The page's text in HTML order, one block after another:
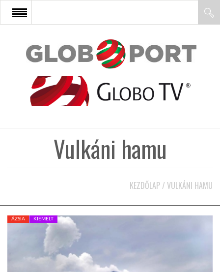
FŐOLDAL
AFRIKA
KÖZEL-KELET
Vulkáni hamu
KEZDŐLAP / VULKÁNI HAMU
ÁZSIA KIEMELT